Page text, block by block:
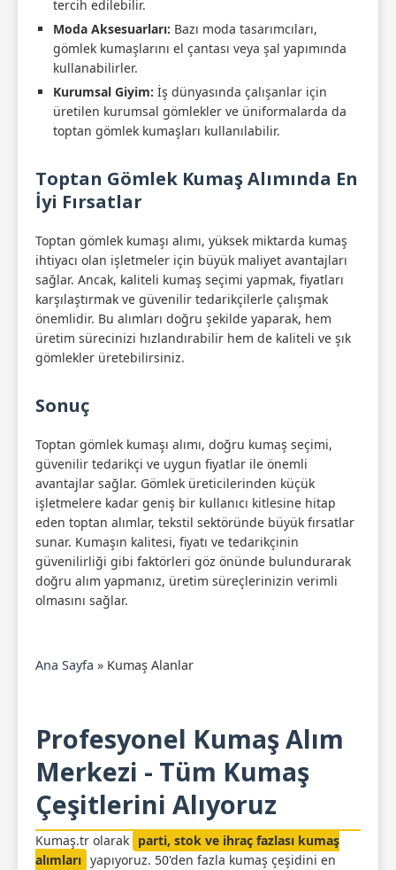
tercih edilebilir.
Moda Aksesuarları: Bazı moda tasarımcıları,
gömlek kumaşlarını el çantası veya şal yapımında
kullanabilirler.
Kurumsal Giyim: İş dünyasında çalışanlar için
üretilen kurumsal gömlekler ve üniformalarda da
toptan gömlek kumaşları kullanılabilir.
Toptan Gömlek Kumaş Alımında En
İyi Fırsatlar
Toptan gömlek kumaşı alımı, yüksek miktarda kumaş
ihtiyacı olan işletmeler için büyük maliyet avantajları
sağlar. Ancak, kaliteli kumaş seçimi yapmak, fiyatları
karşılaştırmak ve güvenilir tedarikçilerle çalışmak
önemlidir. Bu alımları doğru şekilde yaparak, hem
üretim sürecinizi hızlandırabilir hem de kaliteli ve şık
gömlekler üretebilirsiniz.
Sonuç
Toptan gömlek kumaşı alımı, doğru kumaş seçimi,
güvenilir tedarikçi ve uygun fiyatlar ile önemli
avantajlar sağlar. Gömlek üreticilerinden küçük
işletmelere kadar geniş bir kullanıcı kitlesine hitap
eden toptan alımlar, tekstil sektöründe büyük fırsatlar
sunar. Kumaşın kalitesi, fiyatı ve tedarikçinin
güvenilirliği gibi faktörleri göz önünde bulundurarak
doğru alım yapmanız, üretim süreçlerinizin verimli
olmasını sağlar.
Ana Sayfa » Kumaş Alanlar
Profesyonel Kumaş Alım
Merkezi - Tüm Kumaş
Çeşitlerini Alıyoruz
Kumaş.tr olarak parti, stok ve ihraç fazlası kumaş
alımları yapıyoruz. 50'den fazla kumaş çeşidini en